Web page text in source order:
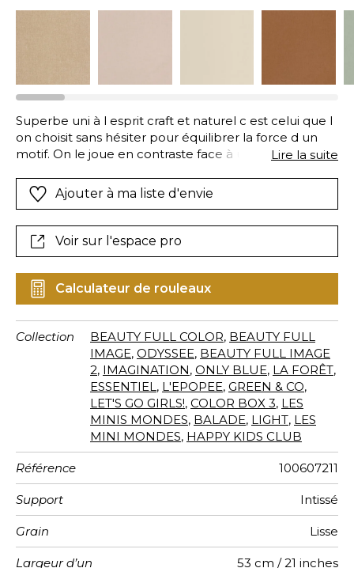
Superbe uni à l esprit craft et naturel c est celui que l
on choisit sans hésiter pour équilibrer la force d un
motif. On le joue en contraste face à un mur d accent
de son coloris apporte à la pièce une sérénité
chaleureuse.
Lire la suite
Ajouter à ma liste d'envie
Voir sur l'espace pro
Calculateur de rouleaux
Collection BEAUTY FULL COLOR, BEAUTY FULL
IMAGE, ODYSSEE, BEAUTY FULL IMAGE
2, IMAGINATION, ONLY BLUE, LA FORÊT,
ESSENTIEL, L'EPOPEE, GREEN & CO,
LET'S GO GIRLS!, COLOR BOX 3, LES
MINIS MONDES, BALADE, LIGHT, LES
MINI MONDES, HAPPY KIDS CLUB
Référence 100607211
Support Intissé
Grain Lisse
Largeur d’un
53 cm / 21 inches